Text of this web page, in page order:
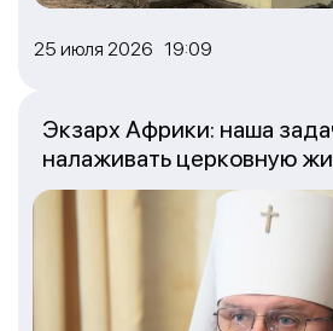
25 июля 2026 19:09
Экзарх Африки: наша
налаживать церковную